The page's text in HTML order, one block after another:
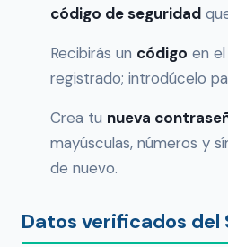
código de seguridad
Recibirás un código en
registrado; introdúcelo
Crea tu nueva
mayúsculas, números y
de nuevo.
Datos verificados del